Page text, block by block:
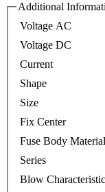
Additional
Voltage AC
Voltage DC
Current
Shape
Size
Fix Center
Fuse Body Material
Series
Blow Characteristic